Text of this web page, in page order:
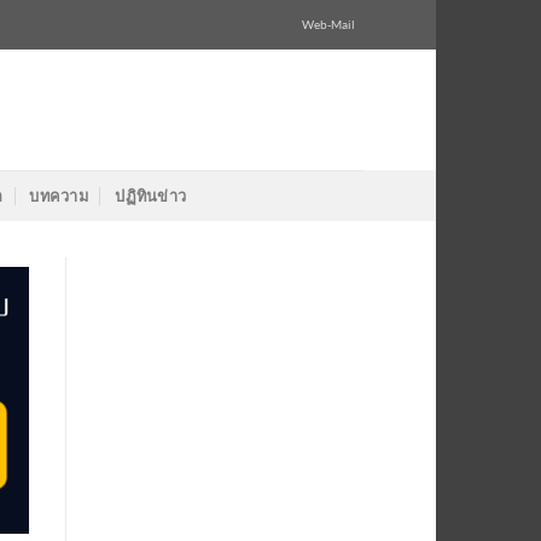
Web-Mail
บทความ ปฏิทินข่าว